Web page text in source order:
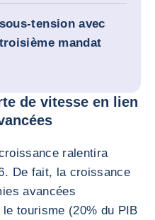
tension avec
mandat
de vitesse en lien
ralentira
De fait, la croissance
avancées
tourisme (20% du PIB